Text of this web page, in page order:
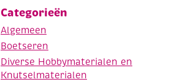
Categorieën
Algemeen
Boetseren
Diverse Hobbymaterialen en
Knutselmaterialen